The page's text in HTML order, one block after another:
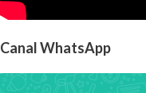
Canal WhatsApp